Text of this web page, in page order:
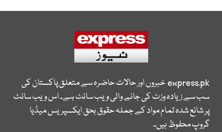
express.pkخبروں اور حالات حاضرہ سے متعلق پاکستان کی
سب سے زیادہ وزٹ کی جانے والی ویب سائٹ ہے۔ اس ویب سائٹ
پر شائع شدہ تمام مواد کے جملہ حقوق بحق ایکسپریس میڈیا
گروپ محفوظ ہیں۔